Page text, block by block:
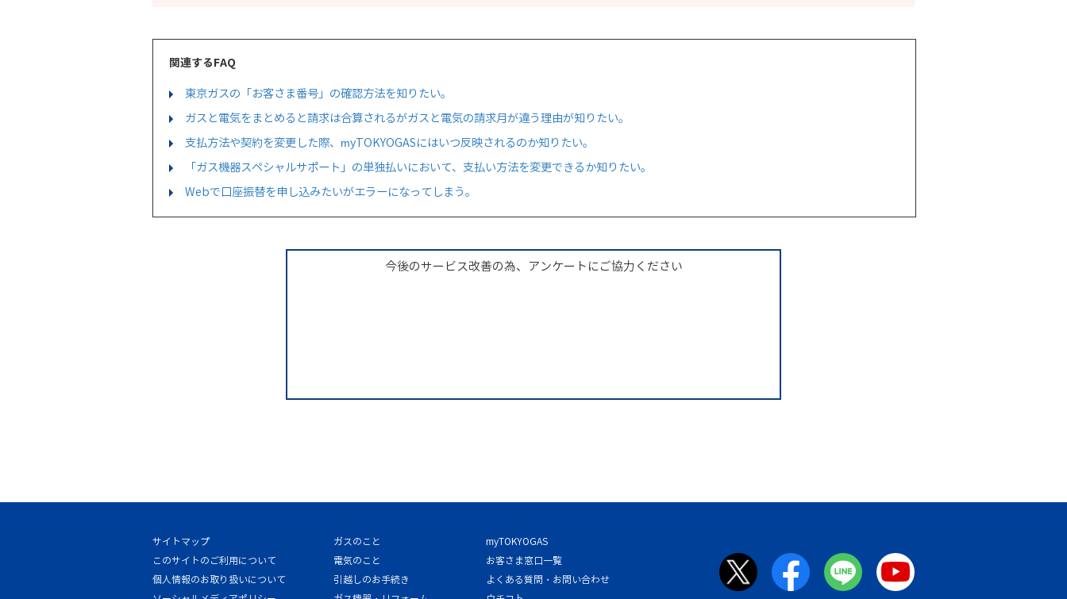
関連するFAQ
東京ガスの「お客さま番号」の確認方法を知りたい。
ガスと電気をまとめると請求は合算されるがガスと電気の請求月が違う理由が知りたい。
支払方法や契約を変更した際、myTOKYOGASにはいつ反映されるのか知りたい。
「ガス機器スペシャルサポート」の単独払いにおいて、支払い方法を変更できるか知りたい。
Webで口座振替を申し込みたいがエラーになってしまう。
今後のサービス改善の為、アンケートにご協力ください
サイトマップ
このサイトのご利用について
個人情報のお取り扱いについて
ガスのこと
電気のこと
引越しのお手続き
myTOKYOGAS
お客さま窓口一覧
よくある質問・お問い合わせ